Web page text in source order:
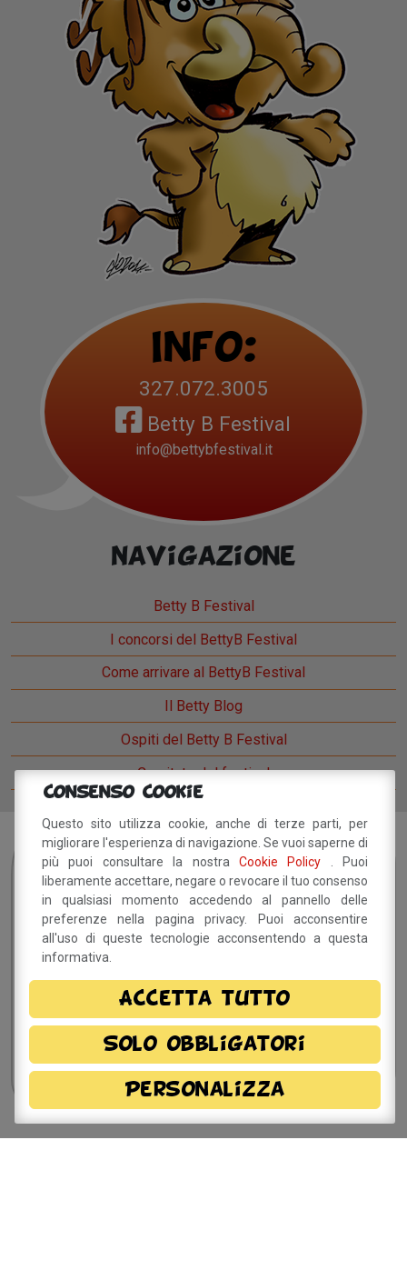
Info:
327.072.3005
Betty B Festival
info@bettybfestival.it
Navigazione
Betty B Festival
I concorsi del BettyB Festival
Come arrivare al BettyB Festival
Il Betty Blog
Ospiti del Betty B Festival
Comitato del festival
Sei interessato?Resta
in contatto!
Dichiaro di aver preso visione della
privacye, autorizzo il trattamento dei miei dati
personali.
Consenso Cookie
Questo sito utilizza cookie, anche di terze parti, per
migliorare l'esperienza di navigazione. Se vuoi saperne di
più puoi consultare la nostra Cookie Policy
. Puoi
liberamente accettare, negare o revocare il tuo consenso
in qualsiasi momento accedendo al pannello delle
preferenze nella pagina privacy. Puoi acconsentire
all'uso di queste tecnologie acconsentendo a questa
informativa.
Accetta tutto
Solo obbligatori
Personalizza